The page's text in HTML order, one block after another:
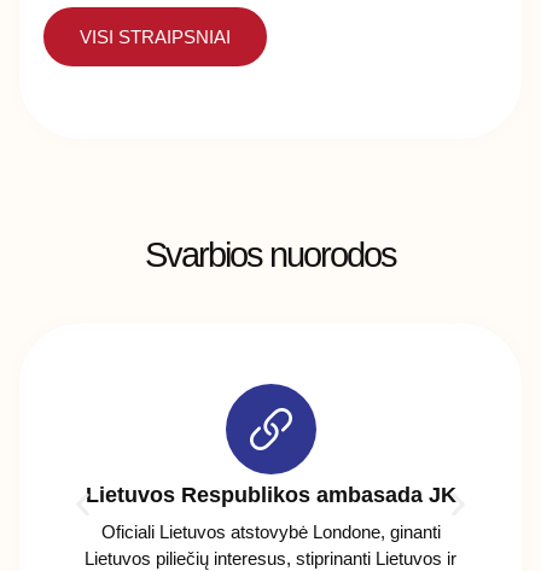
VISI STRAIPSNIAI
Svarbios nuorodos
Lietuvos Respublikos ambasada JK
Oficiali Lietuvos atstovybė Londone, ginanti
Lietuvos piliečių interesus, stiprinanti Lietuvos ir